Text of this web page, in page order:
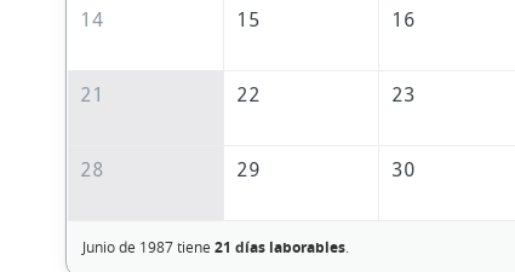
14 15 16
21 22 23
28 29 30
Junio de 1987 tiene 21 días laborables.